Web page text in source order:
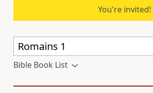
You're invited!
Bible Book List